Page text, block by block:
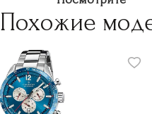
Похожие